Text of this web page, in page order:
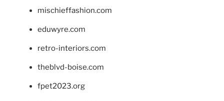
mischieffashion.com
eduwyre.com
retro-interiors.com
theblvd-boise.com
fpet2023.org